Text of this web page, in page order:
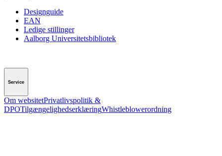
Designguide
EAN
Ledige stillinger
Aalborg Universitetsbibliotek
Service
Om websitetPrivatlivspolitik &
DPOTilgængelighedserklæringWhistleblowerordning